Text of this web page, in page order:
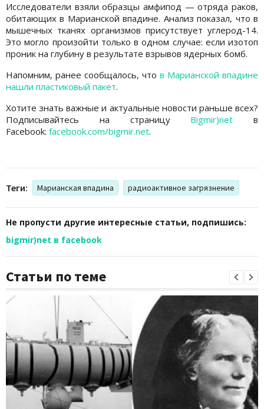
Исследователи взяли образцы амфипод — отряда раков,
обитающих в Марианской впадине. Анализ показал, что в
мышечных тканях организмов присутствует углерод-14.
Это могло произойти только в одном случае: если изотоп
проник на глубину в результате взрывов ядерных бомб.
Напомним, ранее сообщалось, что в Марианской впадине
нашли пластиковый пакет.
Хотите знать важные и актуальные новости раньше всех?
Подписывайтесь на страницу Bigmir)net в
Facebook: facebook.com/bigmir.net.
Теги: Марианская впадина радиоактивное загрязнение
Не пропусти другие интересные статьи, подпишись:
bigmir)net в facebook
Статьи по теме